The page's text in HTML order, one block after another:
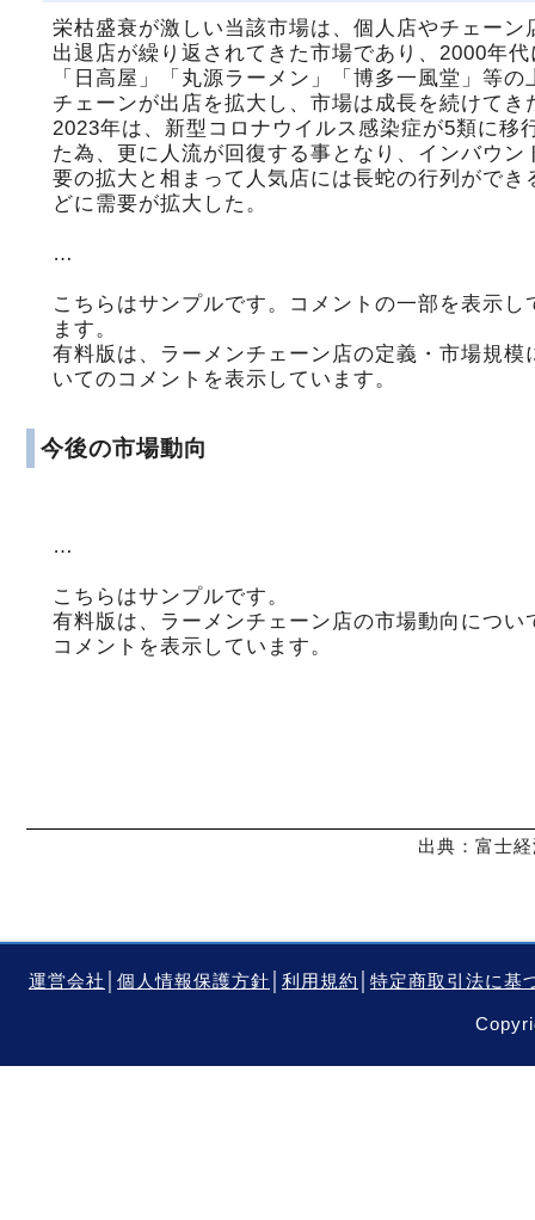
栄枯盛衰が激しい当該市場は、個人店やチェーン
出退店が繰り返されてきた市場であり、2000年代
「日高屋」「丸源ラーメン」「博多一風堂」等の
チェーンが出店を拡大し、市場は成長を続けてき
2023年は、新型コロナウイルス感染症が5類に移
た為、更に人流が回復する事となり、インバウン
要の拡大と相まって人気店には長蛇の行列ができ
どに需要が拡大した。
…
こちらはサンプルです。コメントの一部を表示し
ます。
有料版は、ラーメンチェーン店の定義・市場規模
いてのコメントを表示しています。
今後の市場動向
…
こちらはサンプルです。
有料版は、ラーメンチェーン店の市場動向につい
コメントを表示しています。
出典：富士
運営会社 個人情報保護方針 利用規約 特定商取引法に基